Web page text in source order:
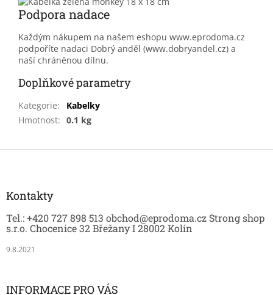
Podpora nadace
Každým nákupem na našem eshopu www.eprodoma.cz
podpoříte nadaci Dobrý anděl (www.dobryandel.cz) a
naší chráněnou dílnu.
Doplňkové parametry
Kategorie:
Kabelky
Hmotnost: 0.1 kg
Z
Kontakty
Tel.: +420 727 898 513 obchod@eprodoma.cz Strong shop
s.r.o. Chocenice 32 Břežany I 28002 Kolín
9.8.2021
INFORMACE PRO VÁS